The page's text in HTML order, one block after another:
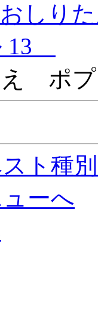
たん
13
え ポ
ト種
ーへ